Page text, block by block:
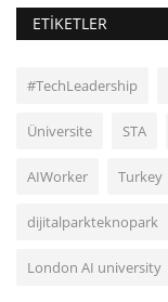
ETIKETLER
#TechLeadership
Üniversite STA
AIWorker Turkey
dijitalparkteknopark
London AI university